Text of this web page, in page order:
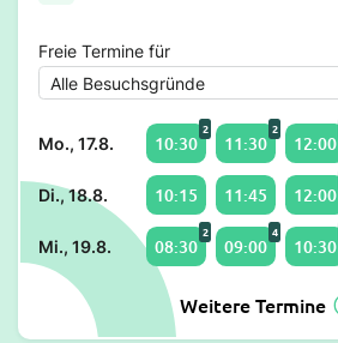
Freie Termine für
Mo., 17.8. 10:30
2
11:30
2
12:00
Di., 18.8. 10:15 11:45 12:00
Mi., 19.8. 08:30
2
09:00
4
10:30
Weitere Termine